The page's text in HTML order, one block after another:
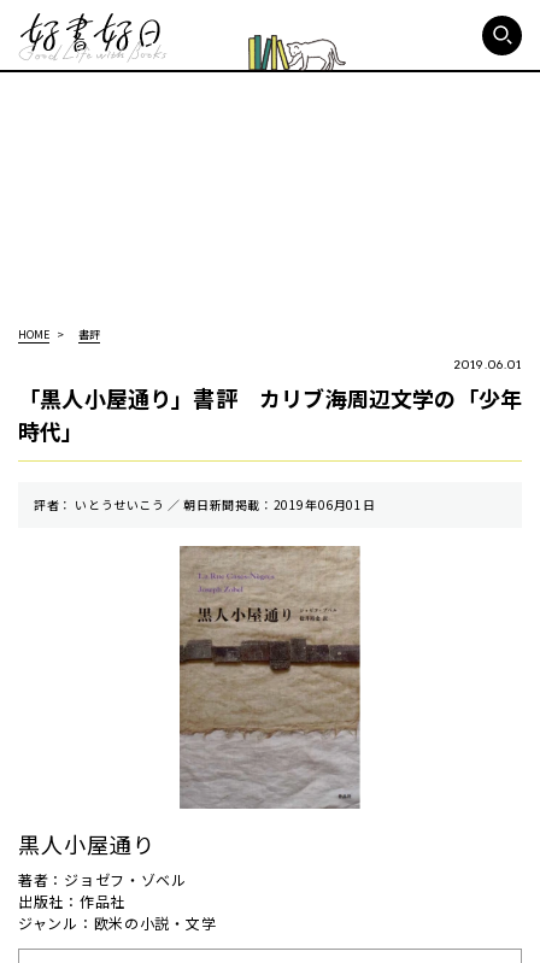
HOME 書評
2019.06.01
「黒人小屋通り」書評 カリブ海周辺文学の「少年
時代」
評者： いとうせいこう ／ 朝⽇新聞掲載：2019年06月01日
黒人小屋通り
著者：ジョゼフ・ゾベル
出版社：作品社
ジャンル：欧米の小説・文学